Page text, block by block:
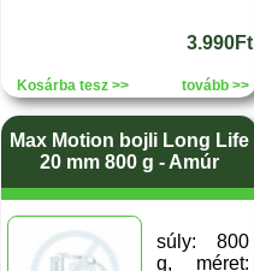
3.990Ft
Kosárba tesz >> tovább >>
Max Motion bojli Long Life
20 mm 800 g - Amúr
súly: 800
g, méret: